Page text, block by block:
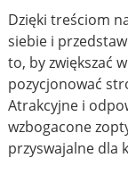
Dzięki treściom
siebie i
to, by zwiększać
pozycjonować
Atrakcyjne i
wzbogacone
przyswajalne dla